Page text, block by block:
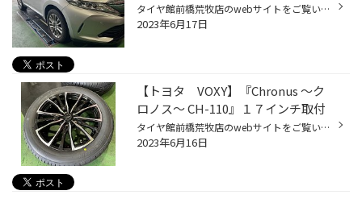
タイヤ館前橋荒牧店のwebサイトをご覧いただきまして誠にありがとうございます。 今回は【タイヤ点検】のご案内です。 みなさま、タイヤの点検はキチンと点検されていますか？ 「タイヤ」はクルマの部品で、唯一路面と接している部分。 「走る」「曲がる」「止まる」といったクルマの基本的な性能は...
2023年6月17日
【トヨタ VOXY】『Chronus ～ク
ロノス～ CH-110』１７インチ取付
タイヤ館前橋荒牧店のwebサイトをご覧いただきまして誠にありがとうございます。 今回は「トヨタ VOXY」タイヤ＆ホイール取付のご紹介。 取り付けるタイヤ＆ホイールは ブリヂストンのお買得なミニバン専用タイヤ 「ルフトRV」 205/55R17 ホットスタッフから発売されているアルミホイール 「クロノ...
2023年6月16日